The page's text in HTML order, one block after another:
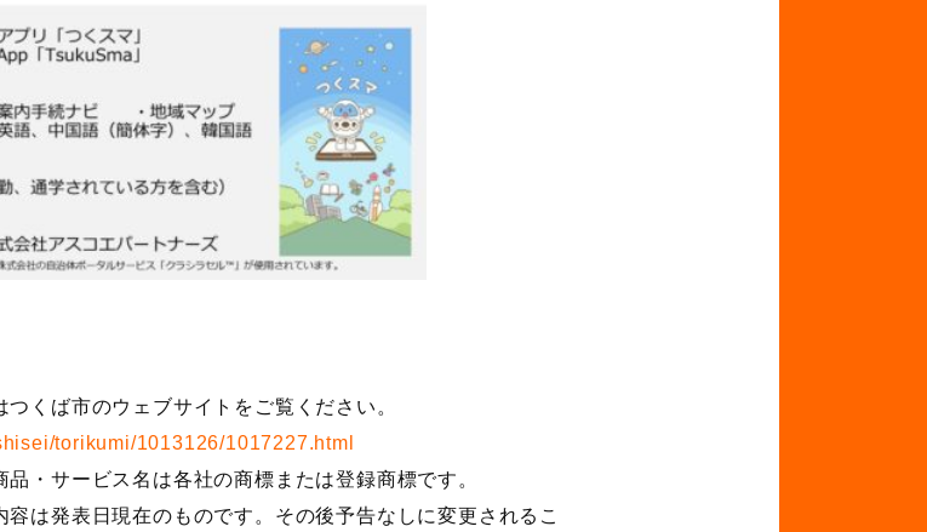
くば市のウェブサイトをご覧ください。
torikumi/1013126/1017227.html
・サービス名は各社の商標または登録商標です。
は発表日現在のものです。その後予告なしに変更されるこ